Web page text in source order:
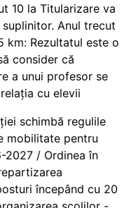
10 la Titularizare va
Anul trecut
km: Rezultatul este o
consider că
a unui profesor se
cu elevii
schimbă regulile
mobilitate pentru
2027 / Ordinea în
începând cu 20